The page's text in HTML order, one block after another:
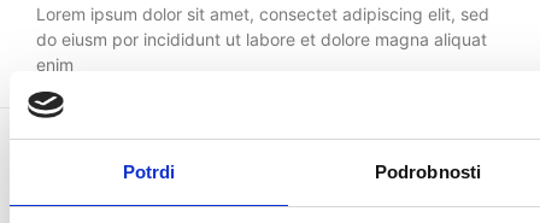
Potrdi Podrobnosti
Lorem ipsum dolor sit amet, consectet adipiscing elit, sed
do eiusm por incididunt ut labore et dolore magna aliquat
enim
12 decembra, 2021
Kontaktirajte nas